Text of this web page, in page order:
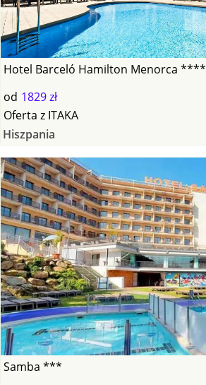
Hotel Barceló Hamilton Menorca ****
od 1829 zł
Oferta z ITAKA
Hiszpania
Samba ***